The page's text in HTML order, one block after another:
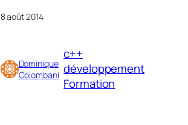
8 août 2014
Dominique
Colombani
c++
développement
Formation